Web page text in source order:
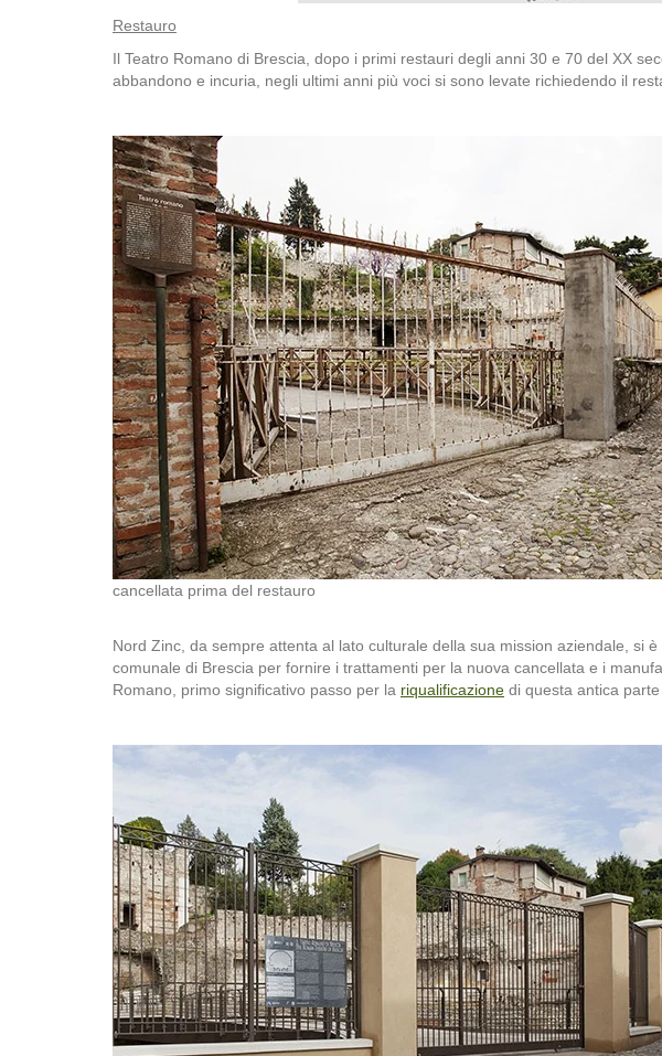
Restauro
Il Teatro Romano di Brescia, dopo i primi restauri degli anni 30 e 70 del XX
abbandono e incuria, negli ultimi anni più voci si sono levate richiedendo il
cancellata prima del restauro
Nord Zinc, da sempre attenta al lato culturale della sua mission aziendale, si
comunale di Brescia per fornire i trattamenti per la nuova cancellata e i
Romano, primo significativo passo per la riqualificazione di questa antica